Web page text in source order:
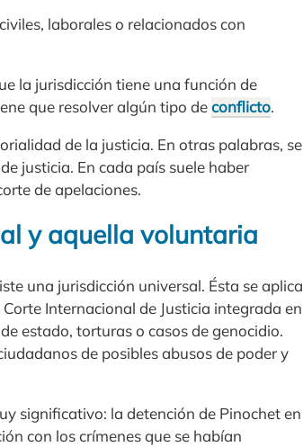
laborales o relacionados con
la jurisdicción tiene una función de
que resolver algún tipo deconflicto.
de la justicia. En otras palabras, se
justicia. En cada país suele haber
de apelaciones.
y aquella voluntaria
una jurisdicción universal. Ésta se aplica
Internacional de Justicia integrada en
estado, torturas o casos de genocidio.
de posibles abusos de poder y
significativo: la detención de Pinochet en
con los crímenes que se habían